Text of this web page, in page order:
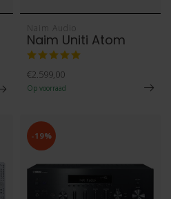
Naim Audio
Naim Uniti Atom
€2.599,00
Op voorraad
-19%